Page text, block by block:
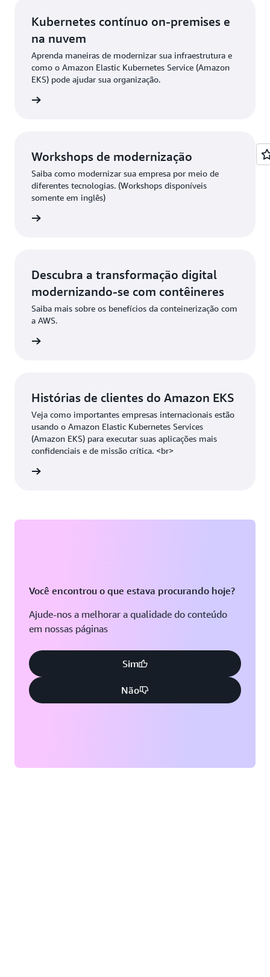
Kubernetes contínuo on-premises e
na nuvem
Aprenda maneiras de modernizar sua infraestrutura e
como o Amazon Elastic Kubernetes Service (Amazon
EKS) pode ajudar sua organização.
Workshops de modernização
Saiba como modernizar sua empresa por meio de
diferentes tecnologias. (Workshops disponíveis
somente em inglês)
Descubra a transformação digital
modernizando-se com contêineres
Saiba mais sobre os benefícios da conteinerização com
a AWS.
Histórias de clientes do Amazon EKS
Veja como importantes empresas internacionais estão
usando o Amazon Elastic Kubernetes Services
(Amazon EKS) para executar suas aplicações mais
confidenciais e de missão crítica. <br>
Você encontrou o que estava procurando hoje?
Ajude-nos a melhorar a qualidade do conteúdo
em nossas páginas
Sim
Não